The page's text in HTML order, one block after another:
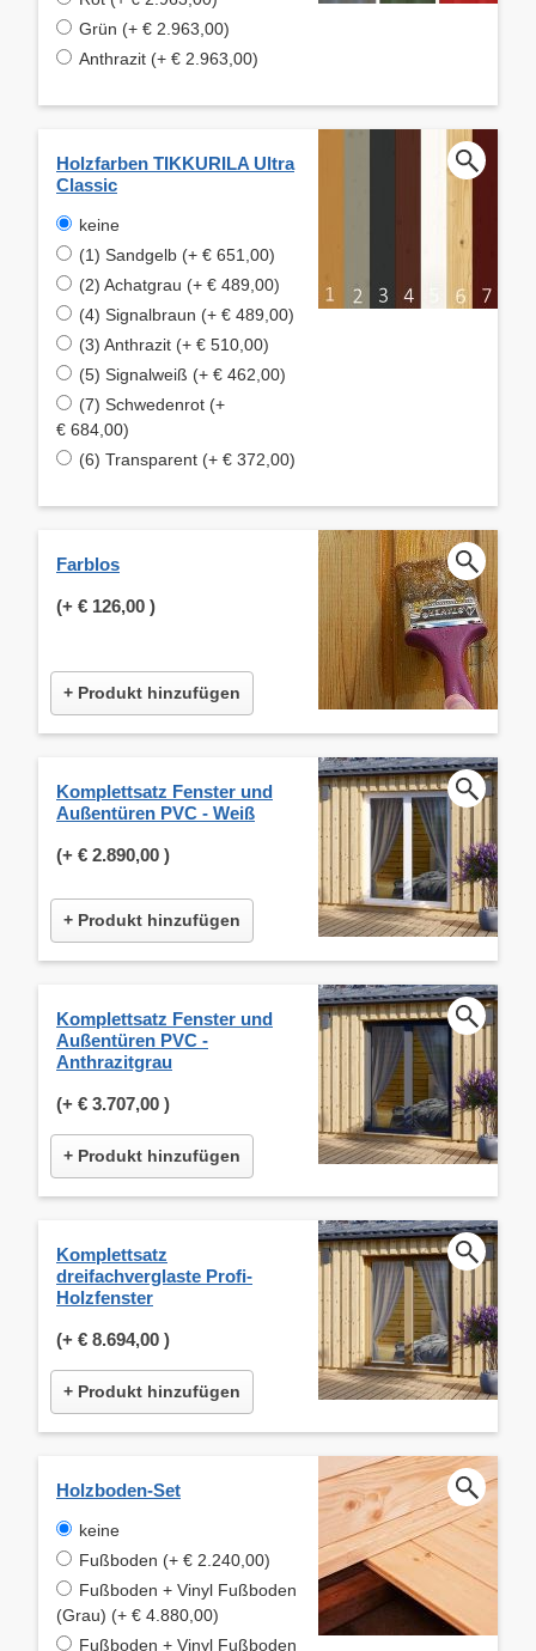
Grün (+ € 2.963,00)
Anthrazit (+ € 2.963,00)
Holzfarben TIKKURILA Ultra
Classic
keine
(1) Sandgelb (+ € 651,00)
(2) Achatgrau (+ € 489,00)
(4) Signalbraun (+ € 489,00)
(3) Anthrazit (+ € 510,00)
(5) Signalweiß (+ € 462,00)
(7) Schwedenrot (+
€ 684,00)
(6) Transparent (+ € 372,00)
Farblos
(+ € 126,00 )
+ Produkt hinzufügen
Komplettsatz Fenster und
Außentüren PVC - Weiß
(+ € 2.890,00 )
+ Produkt hinzufügen
Komplettsatz Fenster und
Außentüren PVC -
Anthrazitgrau
(+ € 3.707,00 )
+ Produkt hinzufügen
Komplettsatz
dreifachverglaste Profi-
Holzfenster
(+ € 8.694,00 )
+ Produkt hinzufügen
Holzboden-Set
keine
Fußboden (+ € 2.240,00)
Fußboden + Vinyl Fußboden
(Grau) (+ € 4.880,00)
Fußboden + Vinyl Fußboden